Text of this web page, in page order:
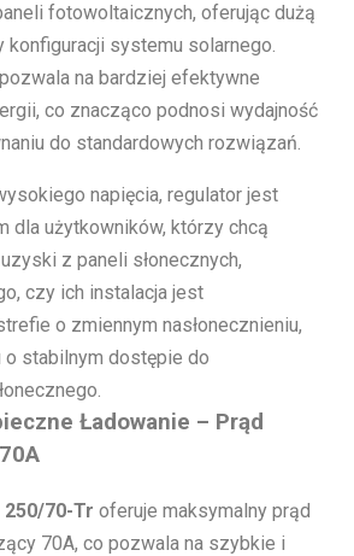
fotowoltaicznych, oferując dużą
systemu solarnego.
na bardziej efektywne
co znacząco podnosi wydajność
do standardowych rozwiązań.
napięcia, regulator jest
dla użytkowników, którzy chcą
z paneli słonecznych,
czy ich instalacja jest
o zmiennym nasłonecznieniu,
stabilnym dostępie do
Ładowanie – Prąd
250/70-Tr oferuje maksymalny prąd
70A, co pozwala na szybkie i